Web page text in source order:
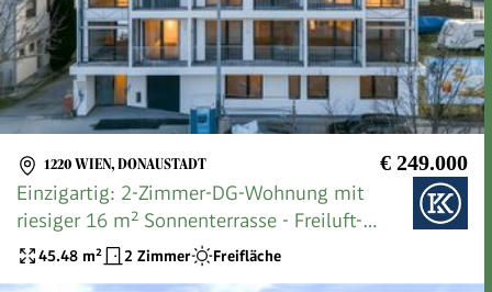
1220 WIEN, DONAUSTADT € 249.000
Einzigartig: 2-Zimmer-DG-Wohnung mit
riesiger 16 m² Sonnenterrasse - Freiluft-
Wohnzimmer!
45.48 m² 2 Zimmer Freifläche